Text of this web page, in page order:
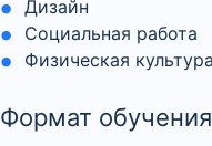
Дизайн
Социальная работа
Физическая
Формат обучения